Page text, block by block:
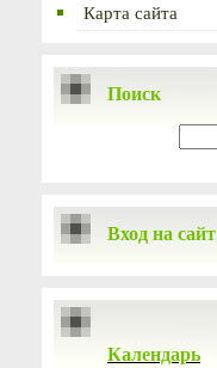
Карта сайта
Поиск
Вход на сайт
Календарь